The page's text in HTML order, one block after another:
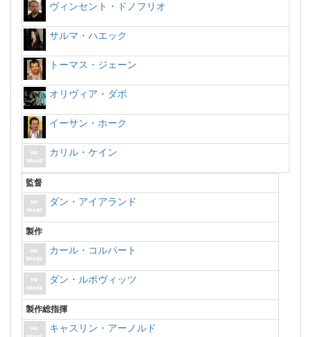
ヴィンセント・ドノフリオ
サルマ・ハエック
トーマス・ジェーン
オリヴィア・ダボ
イーサン・ホーク
カリル・ケイン
監督
ダン・アイアランド
製作
カール・コルパート
ダン・ルポヴィッツ
製作総指揮
キャスリン・アーノルド